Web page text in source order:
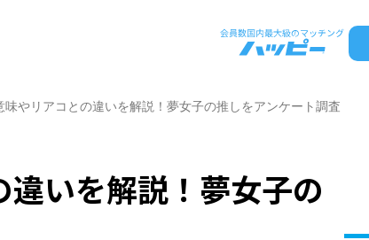
味やリアコとの違いを解説！夢女子の推しをアンケート調査
違いを解説！夢女子の